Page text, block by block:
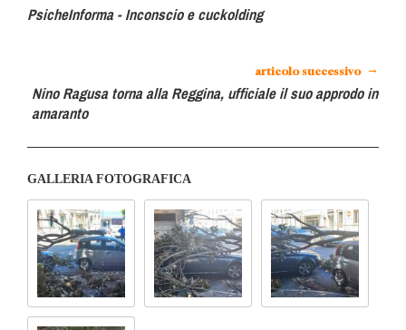
PsicheInforma - Inconscio e cuckolding
articolo successivo →
Nino Ragusa torna alla Reggina, ufficiale il suo approdo in
amaranto
GALLERIA FOTOGRAFICA